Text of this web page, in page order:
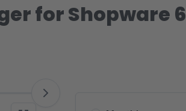
for Shopware 6